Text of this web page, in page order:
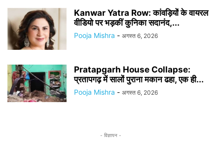
Kanwar Yatra Row: कांवड़ियों के वायरल
वीडियो पर भड़कीं कुनिका सदानंद,...
Pooja Mishra - अगस्त 6, 2026
Pratapgarh House Collapse:
प्रतापगढ़ में सालों पुराना मकान ढहा, एक ही...
Pooja Mishra - अगस्त 6, 2026
- विज्ञापन -